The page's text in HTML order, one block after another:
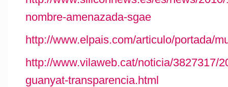
nombre-amenazada-sgae
http://www.elpais.com/articulo/portada/
http://www.vilaweb.cat/noticia/3827317/
guanyat-transparencia.html